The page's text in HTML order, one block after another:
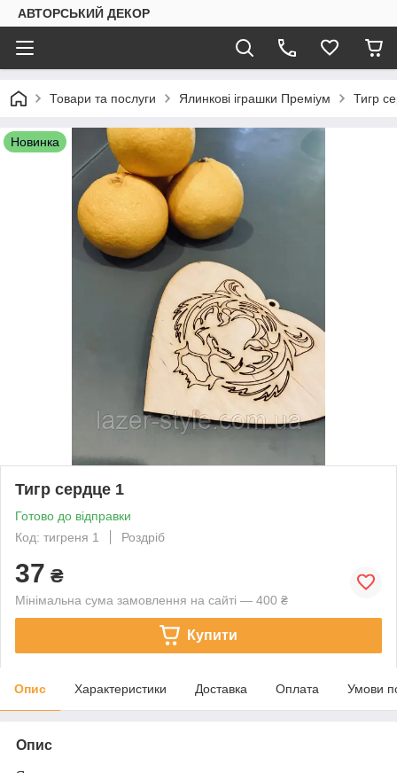
АВТОРСЬКИЙ ДЕКОР
Товари та послуги Ялинкові іграшки Преміум Тигр
Новинка
Тигр сердце 1
Готово до відправки
Код: тигреня 1
Роздріб
37 ₴
Мінімальна сума замовлення на сайті — 400 ₴
Купити
Опис Характеристики Доставка Оплата Умови
Опис